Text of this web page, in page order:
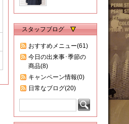
スタッフブログ
おすすめメニュー(61)
今日の出来事･季節の
商品(8)
キャンペーン情報(0)
日常なブログ(20)